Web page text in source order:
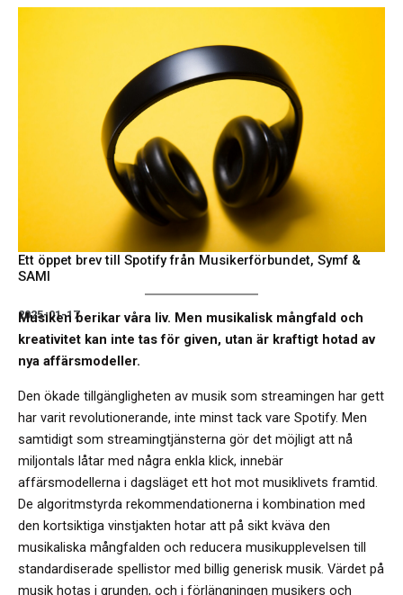
Ett öppet brev till Spotify från Musikerförbundet, Symf &
SAMI
2025-01-17
Musiken berikar våra liv. Men musikalisk mångfald och
kreativitet kan inte tas för given, utan är kraftigt hotad av
nya affärsmodeller.
Den ökade tillgängligheten av musik som streamingen har gett
har varit revolutionerande, inte minst tack vare Spotify. Men
samtidigt som streamingtjänsterna gör det möjligt att nå
miljontals låtar med några enkla klick, innebär
affärsmodellerna i dagsläget ett hot mot musiklivets framtid.
De algoritmstyrda rekommendationerna i kombination med
den kortsiktiga vinstjakten hotar att på sikt kväva den
musikaliska mångfalden och reducera musikupplevelsen till
standardiserade spellistor med billig generisk musik. Värdet på
musik hotas i grunden, och i förlängningen musikers och